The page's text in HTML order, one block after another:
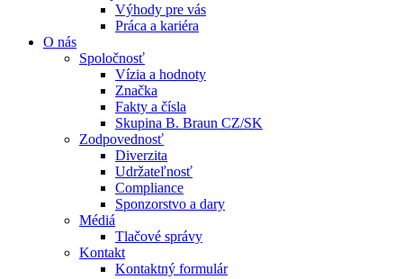
Výhody pre vás
Práca a kariéra
O nás
Spoločnosť
Vízia a hodnoty
Značka
Fakty a čísla
Skupina B. Braun CZ/SK
Zodpovednosť
Diverzita
Udržateľnosť
Compliance
Sponzorstvo a dary
Médiá
Tlačové správy
Kontakt
Kontaktný formulár